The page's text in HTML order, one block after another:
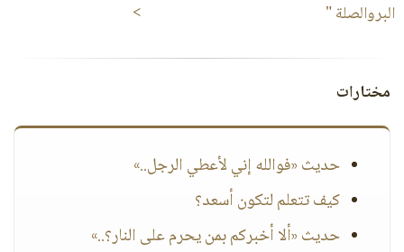
البروالصلة "
>
مختارات
حديث «فوالله إني لأعطي الرجل..»
كيف تتعلم لتكون أسعد؟
حديث «ألا أخبركم بمن يحرم على النار؟..»